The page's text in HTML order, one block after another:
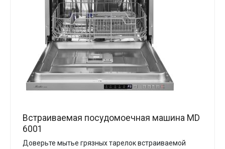
Встраиваемая посудомоечная машина MD
6001
Доверьте мытье грязных тарелок встраиваемой